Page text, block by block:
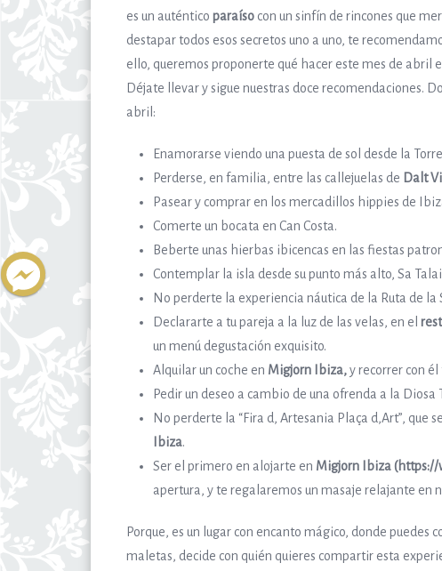
es un auténtico paraíso con un sinfín de rincones que
destapar todos esos secretos uno a uno, te
ello, queremos proponerte qué hacer este mes de abril
Déjate llevar y sigue nuestras doce recomendaciones.
abril:
Enamorarse viendo una puesta de sol desde la
Perderse, en familia, entre las callejuelas de Dalt
Pasear y comprar en los mercadillos hippies de
Comerte un bocata en Can Costa.
Beberte unas hierbas ibicencas en las fiestas
Contemplar la isla desde su punto más alto, Sa
No perderte la experiencia náutica de la Ruta de la
Declararte a tu pareja a la luz de las velas, en el
un menú degustación exquisito.
Alquilar un coche en Migjorn Ibiza,y recorrer con él
Pedir un deseo a cambio de una ofrenda a la Diosa
No perderte la “Fira d, Artesania Plaça d,Art”, que
Ibiza.
Ser el primero en alojarte en Migjorn Ibiza
apertura, y te regalaremos un masaje relajante en
Porque, es un lugar con encanto mágico, donde puedes
maletas, decide con quién quieres compartir esta